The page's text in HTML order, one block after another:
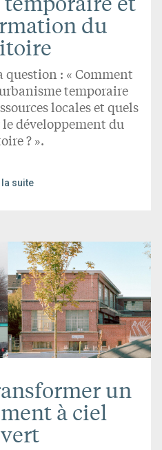
du
question : « Comment
temporaire
locales et quels
développement du
? ».
la suite
un
à ciel